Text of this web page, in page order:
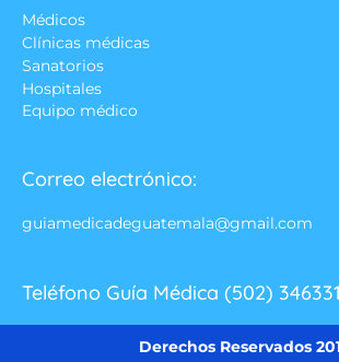
Médicos
Clínicas médicas
Sanatorios
Hospitales
Equipo médico
Correo electrónico:
guiamedicadeguatemala@gmail.com
Teléfono Guía Médica (502)
Derechos Reservados